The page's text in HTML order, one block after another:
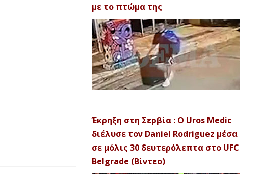
με το πτώμα της
Έκρηξη στη Σερβία : Ο Uros Medic
διέλυσε τον Daniel Rodriguez μέσα
σε μόλις 30 δευτερόλεπτα στο UFC
Belgrade (Βίντεο)